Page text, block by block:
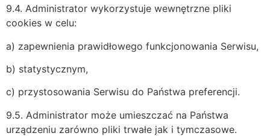
9.4. Administrator wykorzystuje wewnętrzne pliki
cookies w celu:
a) zapewnienia prawidłowego funkcjonowania Serwisu,
b) statystycznym,
c) przystosowania Serwisu do Państwa preferencji.
9.5. Administrator może umieszczać na Państwa
urządzeniu zarówno pliki trwałe jak i tymczasowe.